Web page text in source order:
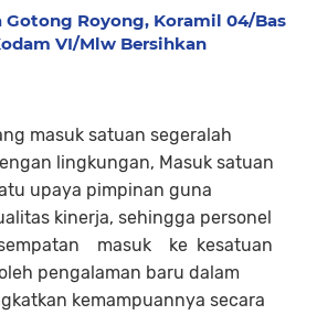
Gotong Royong, Koramil 04/Bas
VI/Mlw Bersihkan
masuk satuan segeralah
lingkungan, Masuk satuan
upaya pimpinan guna
kinerja, sehingga personel
masuk ke kesatuan
pengalaman baru dalam
kemampuannya secara